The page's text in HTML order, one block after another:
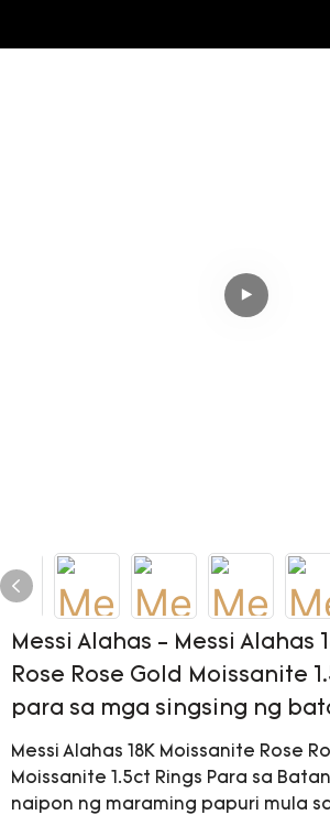
Messi Alahas - Messi Alahas
Rose Rose Gold Moissanite
para sa mga singsing ng
Messi Alahas 18K Moissanite Rose
Moissanite 1.5ct Rings Para sa
naipon ng maraming papuri mula